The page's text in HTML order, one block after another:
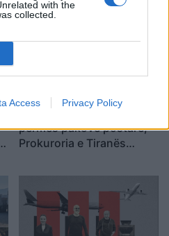
with the
collected.
Access Privacy Policy
Mashtronte në internet
përmes pakove postare,
Prokuroria e Tiranës